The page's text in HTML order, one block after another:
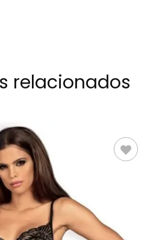
relacionados